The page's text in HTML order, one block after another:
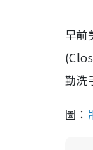
早前
勤洗
圖：